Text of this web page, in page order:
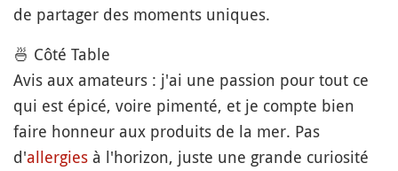
de partager des moments uniques.
🍜 Côté Table
Avis aux amateurs : j'ai une passion pour tout ce
qui est épicé, voire pimenté, et je compte bien
faire honneur aux produits de la mer. Pas
d'allergies à l'horizon, juste une grande curiosité